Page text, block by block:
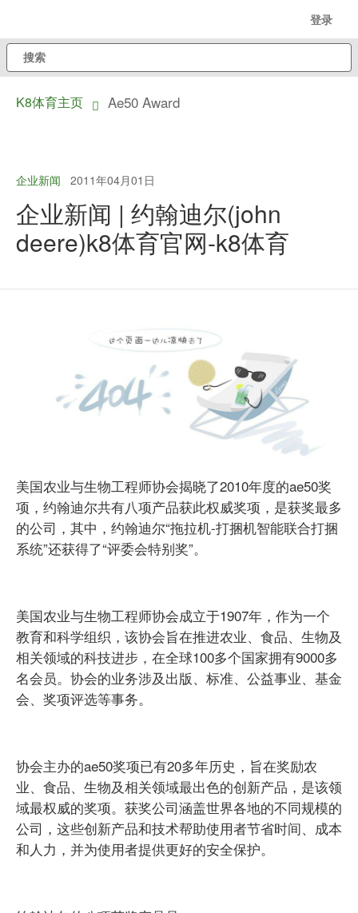
至
主
内
容
搜
索
登录
K8体育主页 Ae50 Award
企业新闻 2011年04月01日
企业新闻 | 约翰迪尔(john
deere)k8体育官网-k8体育
美国农业与生物工程师协会揭晓了2010年度的ae50奖
项，约翰迪尔共有八项产品获此权威奖项，是获奖最多
的公司，其中，约翰迪尔“拖拉机-打捆机智能联合打捆
系统”还获得了“评委会特别奖”。
美国农业与生物工程师协会成立于1907年，作为一个
教育和科学组织，该协会旨在推进农业、食品、生物及
相关领域的科技进步，在全球100多个国家拥有9000多
名会员。协会的业务涉及出版、标准、公益事业、基金
会、奖项评选等事务。
协会主办的ae50奖项已有20多年历史，旨在奖励农
业、食品、生物及相关领域最出色的创新产品，是该领
域最权威的奖项。获奖公司涵盖世界各地的不同规模的
公司，这些创新产品和技术帮助使用者节省时间、成本
和人力，并为使用者提供更好的安全保护。